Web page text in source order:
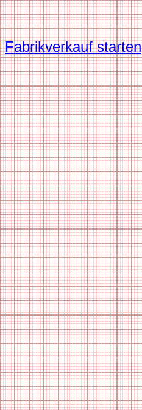
Fabrikverkauf starten